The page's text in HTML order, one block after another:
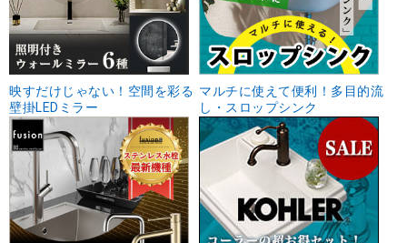
映すだけじゃない！空間を彩る
壁掛LEDミラー
マルチに使えて便利！多目的流
し・スロップシンク